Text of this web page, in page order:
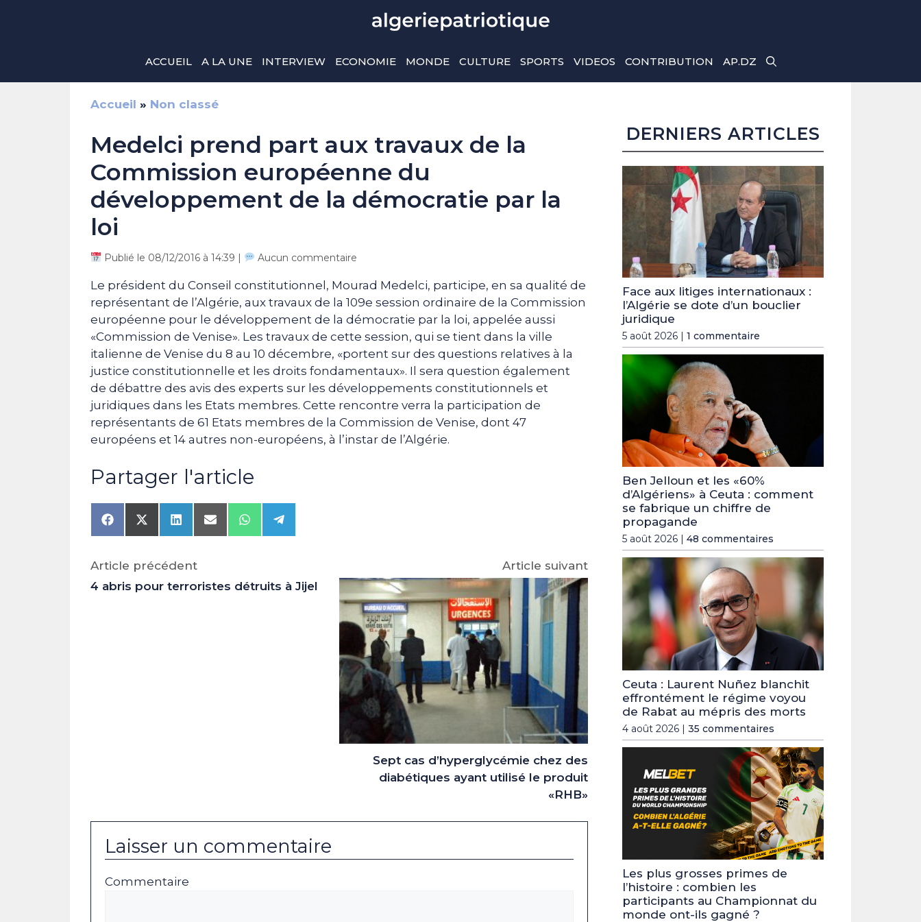
ACCUEIL A LA UNE INTERVIEW ECONOMIE MONDE CULTURE SPORTS VIDEOS CONTRIBUTION AP.DZ
Accueil » Non classé
Medelci prend part aux travaux de la
Commission européenne du
développement de la démocratie par la
loi
Publié le 08/12/2016 à 14:39 | Aucun commentaire
Le président du Conseil constitutionnel, Mourad Medelci, participe, en sa qualité de
représentant de l’Algérie, aux travaux de la 109e session ordinaire de la Commission
européenne pour le développement de la démocratie par la loi, appelée aussi
«Commission de Venise». Les travaux de cette session, qui se tient dans la ville
italienne de Venise du 8 au 10 décembre, «portent sur des questions relatives à la
justice constitutionnelle et les droits fondamentaux». Il sera question également
de débattre des avis des experts sur les développements constitutionnels et
juridiques dans les Etats membres. Cette rencontre verra la participation de
représentants de 61 Etats membres de la Commission de Venise, dont 47
européens et 14 autres non-européens, à l’instar de l’Algérie.
Partager l'article
Share
on
Share
on
(Twitter)
Share
on
Share
on
Share
on
Share
on
Article précédent
4 abris pour terroristes détruits à Jijel
Article suivant
Sept cas d’hyperglycémie chez des
diabétiques ayant utilisé le produit
«RHB»
Laisser un commentaire
Commentaire
DERNIERS ARTICLES
Face aux litiges internationaux :
l’Algérie se dote d’un bouclier
juridique
5 août 2026 | 1 commentaire
Ben Jelloun et les «60%
d’Algériens» à Ceuta : comment
se fabrique un chiffre de
propagande
5 août 2026 | 48 commentaires
Ceuta : Laurent Nuñez blanchit
effrontément le régime voyou
de Rabat au mépris des morts
4 août 2026 | 35 commentaires
Les plus grosses primes de
l’histoire : combien les
participants au Championnat du
monde ont-ils gagné ?